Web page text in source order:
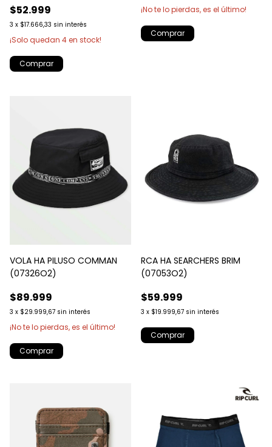
$52.999
3 x $17.666,33 sin interés
¡Solo quedan 4en stock!
Comprar
¡No te lo pierdas, es el último!
VOLA HA PILUSO COMMAN
(07326O2)
$89.999
3 x $29.999,67 sin interés
¡No te lo pierdas, es el último!
Comprar
RCA HA SEARCHERS BRIM
(07053O2)
$59.999
3 x $19.999,67 sin interés
Comprar